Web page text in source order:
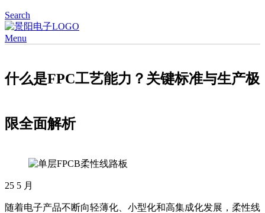
Search
Menu
什么是FPC工艺能力？关键标准与生产极
限全面解析
25 5 月
随着电子产品不断向轻薄化、小型化和高集成化发展，柔性线